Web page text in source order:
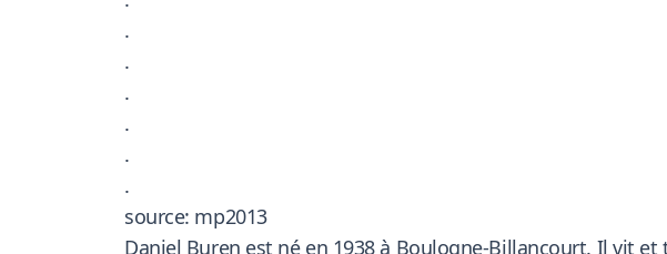
.
.
.
.
.
.
source: mp2013
Daniel Buren est né en 1938 à Boulogne-Billancourt. Il vit